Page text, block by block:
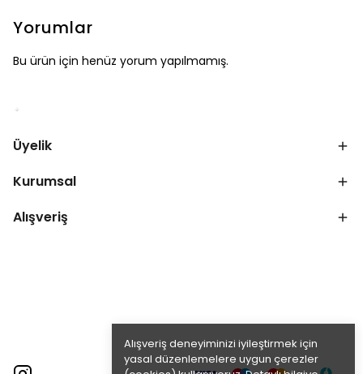
Alışveriş deneyiminizi iyileştirmek için
yasal düzenlemelere uygun çerezler
Yorumlar
Bu ürün için henüz yorum yapılmamış.
Üyelik
Kurumsal
Alışveriş